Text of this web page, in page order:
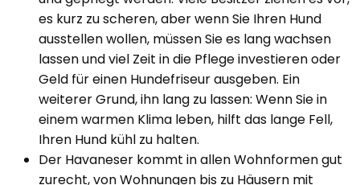
es kurz zu scheren, aber wenn Sie Ihren Hund
ausstellen wollen, müssen Sie es lang wachsen
lassen und viel Zeit in die Pflege investieren oder
Geld für einen Hundefriseur ausgeben. Ein
weiterer Grund, ihn lang zu lassen: Wenn Sie in
einem warmen Klima leben, hilft das lange Fell,
Ihren Hund kühl zu halten.
Der Havaneser kommt in allen Wohnformen gut
zurecht, von Wohnungen bis zu Häusern mit